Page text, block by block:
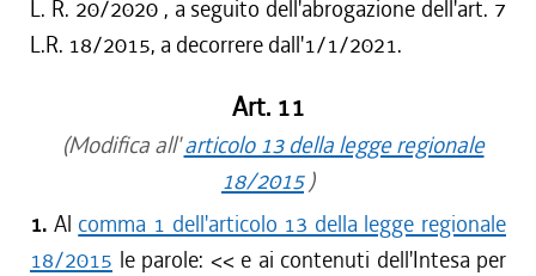
L. R. 20/2020 , a seguito dell'abrogazione dell'art. 7
L.R. 18/2015, a decorrere dall'1/1/2021.
Art. 11
(Modifica all'articolo 13 della legge regionale
18/2015)
1. Al comma 1 dell'articolo 13 della legge regionale
18/2015 le parole: << e ai contenuti dell'Intesa per